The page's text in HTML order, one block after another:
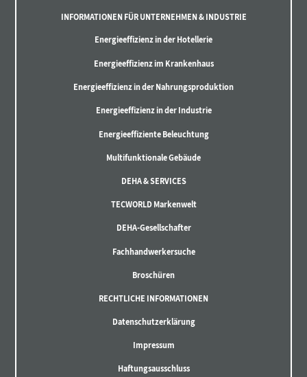
INFORMATIONEN FÜR UNTERNEHMEN & INDUSTRIE
Energieeffizienz in der Hotellerie
Energieeffizienz im Krankenhaus
Energieeffizienz in der Nahrungsproduktion
Energieeffizienz in der Industrie
Energieeffiziente Beleuchtung
Multifunktionale Gebäude
DEHA & SERVICES
TECWORLD Markenwelt
DEHA-Gesellschafter
Fachhandwerkersuche
Broschüren
RECHTLICHE INFORMATIONEN
Datenschutzerklärung
Impressum
Haftungsausschluss